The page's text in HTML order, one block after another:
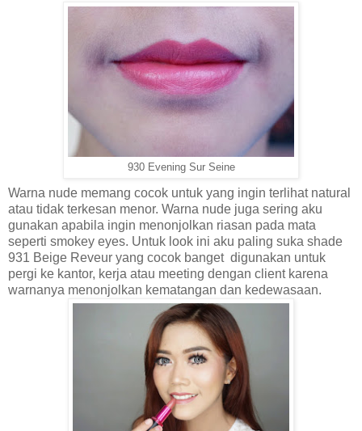
930 Evening Sur Seine
Warna nude memang cocok untuk yang ingin terlihat natural
atau tidak terkesan menor. Warna nude juga sering aku
gunakan apabila ingin menonjolkan riasan pada mata
seperti smokey eyes. Untuk look ini aku paling suka shade
931 Beige Reveur yang cocok banget digunakan untuk
pergi ke kantor, kerja atau meeting dengan clientkarena
warnanya menonjolkan kematangan dan kedewasaan.